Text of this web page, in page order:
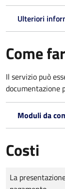
Ulteriori
Come
Il servizio può
documentazione
Moduli da
Costi
Tipo di pagamento
Importo
La